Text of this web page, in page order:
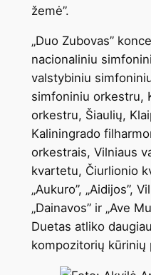
žemė”.
„Duo Zubovas”
nacionaliniu
valstybiniu
simfoniniu orkestru,
orkestru, Šiaulių,
Kaliningrado
orkestrais, Vilniaus
kvartetu, Čiurlionio
„Aukuro”, „Aidijos”,
„Dainavos” ir „Ave
Duetas atliko
kompozitorių kūrinių